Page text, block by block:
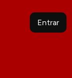
Entrar